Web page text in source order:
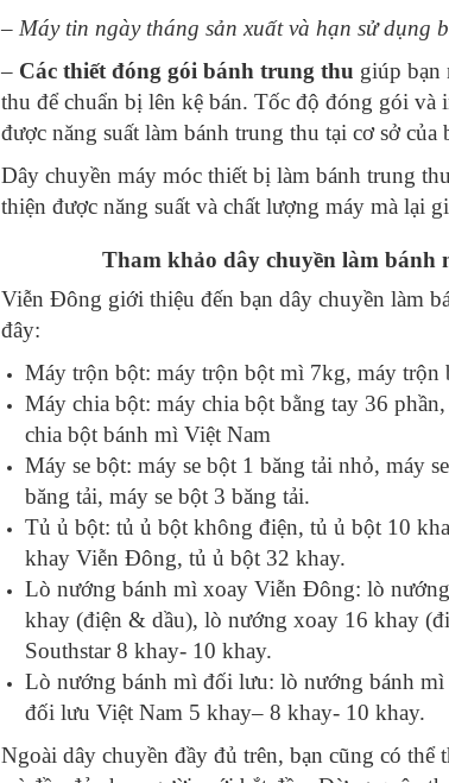
– Máy tin ngày tháng sản xuất và hạn sử dụng
– Các thiết đóng gói bánh trung thu giúp bạn
thu để chuẩn bị lên kệ bán. Tốc độ đóng gói và
được năng suất làm bánh trung thu tại cơ sở của
Dây chuyền máy móc thiết bị làm bánh trung
thiện được năng suất và chất lượng máy mà lại
Tham khảo dây chuyền làm
Viễn Đông giới thiệu đến bạn dây chuyền làm
đây:
Máy trộn bột: máy trộn bột mì 7kg, máy trộn
Máy chia bột: máy chia bột bằng tay 36 phần,
chia bột bánh mì Việt Nam
Máy se bột: máy se bột 1 băng tải nhỏ, máy
băng tải, máy se bột 3 băng tải.
Tủ ủ bột: tủ ủ bột không điện, tủ ủ bột 10
khay Viễn Đông, tủ ủ bột 32 khay.
Lò nướng bánh mì xoay Viễn Đông: lò
khay (điện & dầu), lò nướng xoay 16 khay
Southstar 8 khay- 10 khay.
Lò nướng bánh mì đối lưu: lò nướng bánh mì
đối lưu Việt Nam 5 khay– 8 khay- 10 khay.
Ngoài dây chuyền đầy đủ trên, bạn cũng có thể